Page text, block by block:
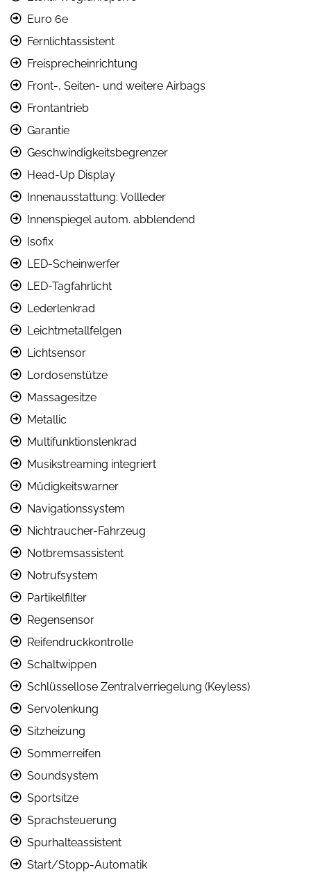
Euro 6e
Fernlichtassistent
Freisprecheinrichtung
Front-, Seiten- und weitere Airbags
Frontantrieb
Garantie
Geschwindigkeitsbegrenzer
Head-Up Display
Innenausstattung: Vollleder
Innenspiegel autom. abblendend
Isofix
LED-Scheinwerfer
LED-Tagfahrlicht
Lederlenkrad
Leichtmetallfelgen
Lichtsensor
Lordosenstütze
Massagesitze
Metallic
Multifunktionslenkrad
Musikstreaming integriert
Müdigkeitswarner
Navigationssystem
Nichtraucher-Fahrzeug
Notbremsassistent
Notrufsystem
Partikelfilter
Regensensor
Reifendruckkontrolle
Schaltwippen
Schlüssellose Zentralverriegelung (Keyless)
Servolenkung
Sitzheizung
Sommerreifen
Soundsystem
Sportsitze
Sprachsteuerung
Spurhalteassistent
Start/Stopp-Automatik